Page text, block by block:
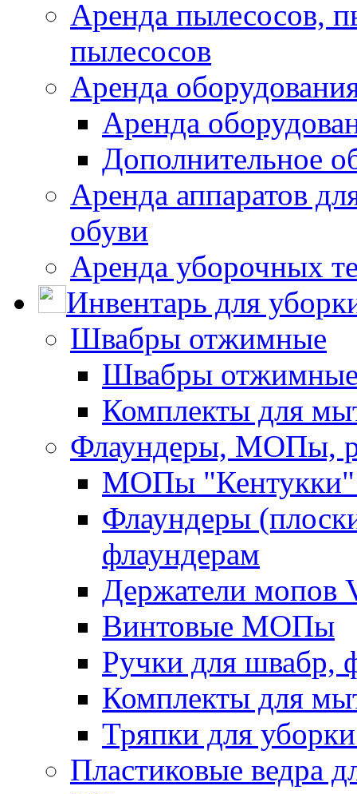
Аренда пылесосов,
пылесосов
Аренда
Аренда
Дополнительное
Аренда аппаратов
обуви
Аренда уборочных
Инвентарь для
Швабры отжимные
Швабры
Комплекты для
Флаундеры, МОПы,
МОПы "Кентукки"
Флаундеры
флаундерам
Держатели мопов
Винтовые МОПы
Ручки для швабр,
Комплекты для
Тряпки для
Пластиковые ведра